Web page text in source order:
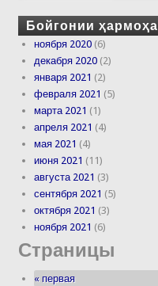
Бойгонии ҳармоҳа
ноября 2020 (6)
декабря 2020 (2)
января 2021 (2)
февраля 2021 (5)
марта 2021 (1)
апреля 2021 (4)
мая 2021 (4)
июня 2021 (11)
августа 2021 (3)
сентября 2021 (5)
октября 2021 (3)
ноября 2021 (6)
Страницы
« первая